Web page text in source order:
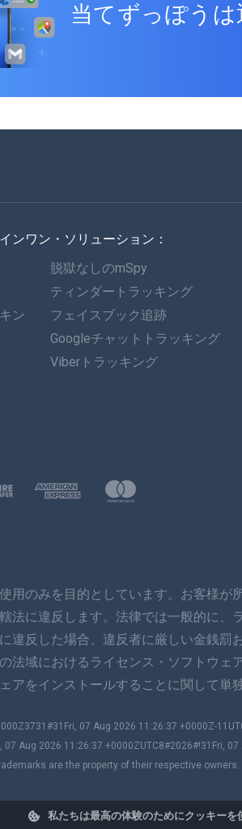
当てずっぽう
私たちは最高の体験のためにクッキーを
ンワン・ソリューション：
ン
脱獄なしのmSpy
ティンダートラッキング
フェイスブック追跡
Googleチャットトラッキング
Viberトラッキング
用のみを目的としています。お客様
法に違反します。法律では一般的に
違反した場合、違反者に厳しい金銭
法域におけるライセンス・ソフトウ
アをインストールすることに関して
07 Aug 2026 11:26:37 +0000Z-
Aug 2026 11:26:37 +0000ZUTC8#2026#!31Fri,
are the property of their respective owners.